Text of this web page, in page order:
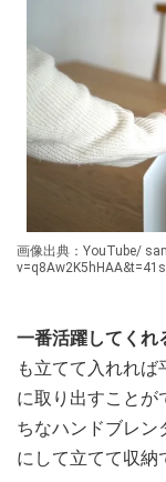
画像出典：YouTube/
一番活躍してくれ
も立てて入れれば
に取り出すことが
ちなハンドブレン
にして立てて収納